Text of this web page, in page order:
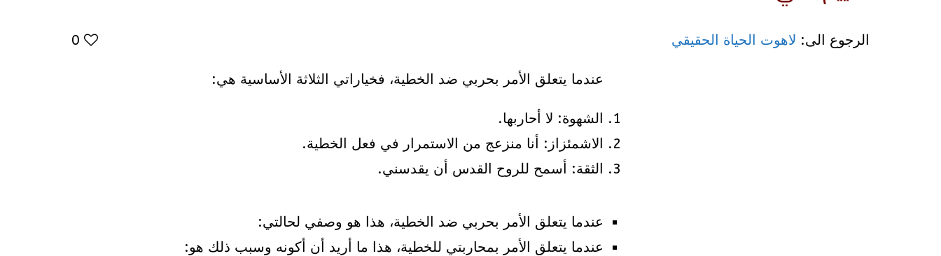
الرجوع الى: لاهوت الحياة الحقيقي 0
عندما يتعلق الأمر بحربي ضد الخطية، فخياراتي الثلاثة الأساسية هي:
الشهوة: لا أحاربها.
الاشمئزاز: أنا منزعج من الاستمرار في فعل الخطية.
الثقة: أسمح للروح القدس أن يقدسني.
عندما يتعلق الأمر بحربي ضد الخطية، هذا هو وصفي لحالتي:
عندما يتعلق الأمر بمحاربتي للخطية، هذا ما أريد أن أكونه وسبب ذلك هو: